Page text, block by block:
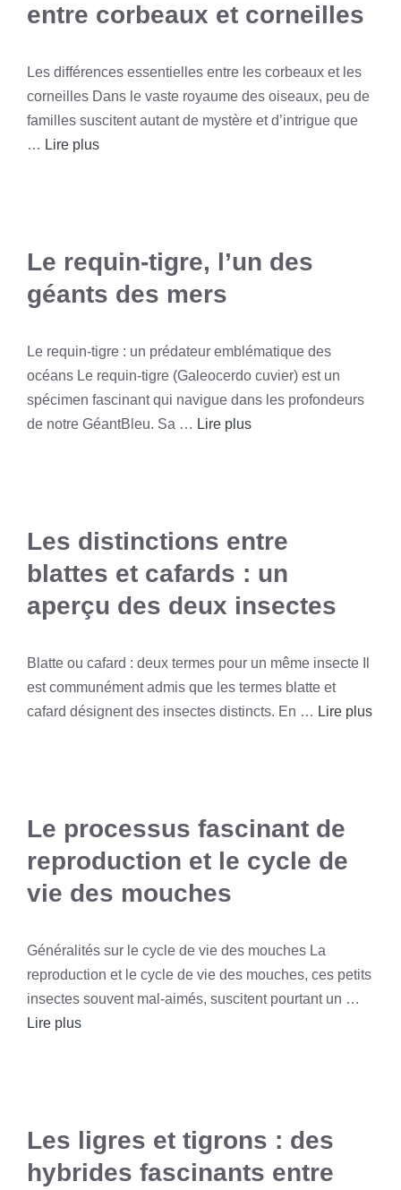
entre corbeaux et corneilles
Les différences essentielles entre les corbeaux et les
corneilles Dans le vaste royaume des oiseaux, peu de
familles suscitent autant de mystère et d’intrigue que
… Lire plus
Le requin-tigre, l’un des
géants des mers
Le requin-tigre : un prédateur emblématique des
océans Le requin-tigre (Galeocerdo cuvier) est un
spécimen fascinant qui navigue dans les profondeurs
de notre GéantBleu. Sa … Lire plus
Les distinctions entre
blattes et cafards : un
aperçu des deux insectes
Blatte ou cafard : deux termes pour un même insecte Il
est communément admis que les termes blatte et
cafard désignent des insectes distincts. En … Lire plus
Le processus fascinant de
reproduction et le cycle de
vie des mouches
Généralités sur le cycle de vie des mouches La
reproduction et le cycle de vie des mouches, ces petits
insectes souvent mal-aimés, suscitent pourtant un …
Lire plus
Les ligres et tigrons : des
hybrides fascinants entre